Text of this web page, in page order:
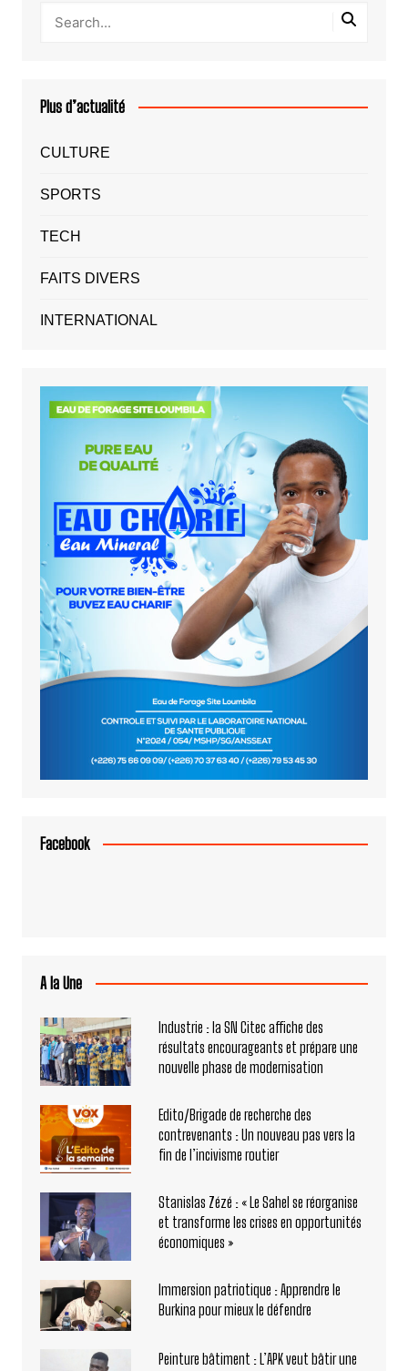
Plus d’actualité
CULTURE
SPORTS
TECH
FAITS DIVERS
INTERNATIONAL
Facebook
A la Une
Industrie : la SN Citec affiche des
résultats encourageants et prépare une
nouvelle phase de modernisation
Edito/Brigade de recherche des
contrevenants : Un nouveau pas vers la
fin de l’incivisme routier
Stanislas Zézé : « Le Sahel se réorganise
et transforme les crises en opportunités
économiques »
Immersion patriotique : Apprendre le
Burkina pour mieux le défendre
Peinture bâtiment : L’APK veut bâtir une